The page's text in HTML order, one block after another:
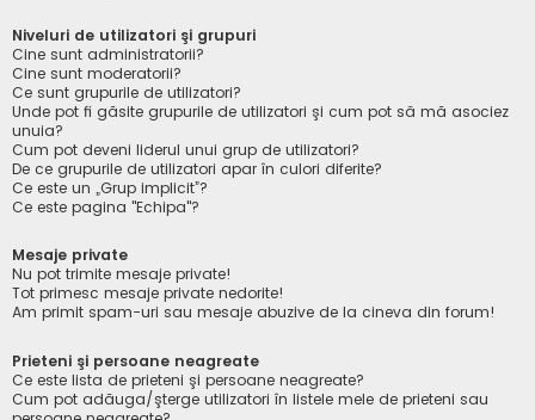
Niveluri de utilizatori şi grupuri
Cine sunt administratorii?
Cine sunt moderatorii?
Ce sunt grupurile de utilizatori?
Unde pot fi găsite grupurile de utilizatori şi cum pot să mă asociez
unuia?
Cum pot deveni liderul unui grup de utilizatori?
De ce grupurile de utilizatori apar în culori diferite?
Ce este un „Grup implicit”?
Ce este pagina "Echipa"?
Mesaje private
Nu pot trimite mesaje private!
Tot primesc mesaje private nedorite!
Am primit spam-uri sau mesaje abuzive de la cineva din forum!
Prieteni şi persoane neagreate
Ce este lista de prieteni şi persoane neagreate?
Cum pot adăuga/şterge utilizatori în listele mele de prieteni sau